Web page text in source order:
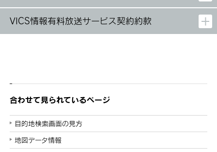
VICS情報有料放送サービス契約約款
合わせて見られているページ
目的地検索画面の見方
地図データ情報